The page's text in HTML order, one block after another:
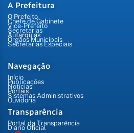
A Prefeitura
O Prefeito
Chefe de Gabinete
Vice-Prefeito
Secretarias
Autarquias
Órgãos Municipais
Secretarias Especiais
Navegação
Início
Publicações
Notícias
Portais
Sistemas Administrativos
Ouvidoria
Transparência
Portal da Transparência
Diário Oficial